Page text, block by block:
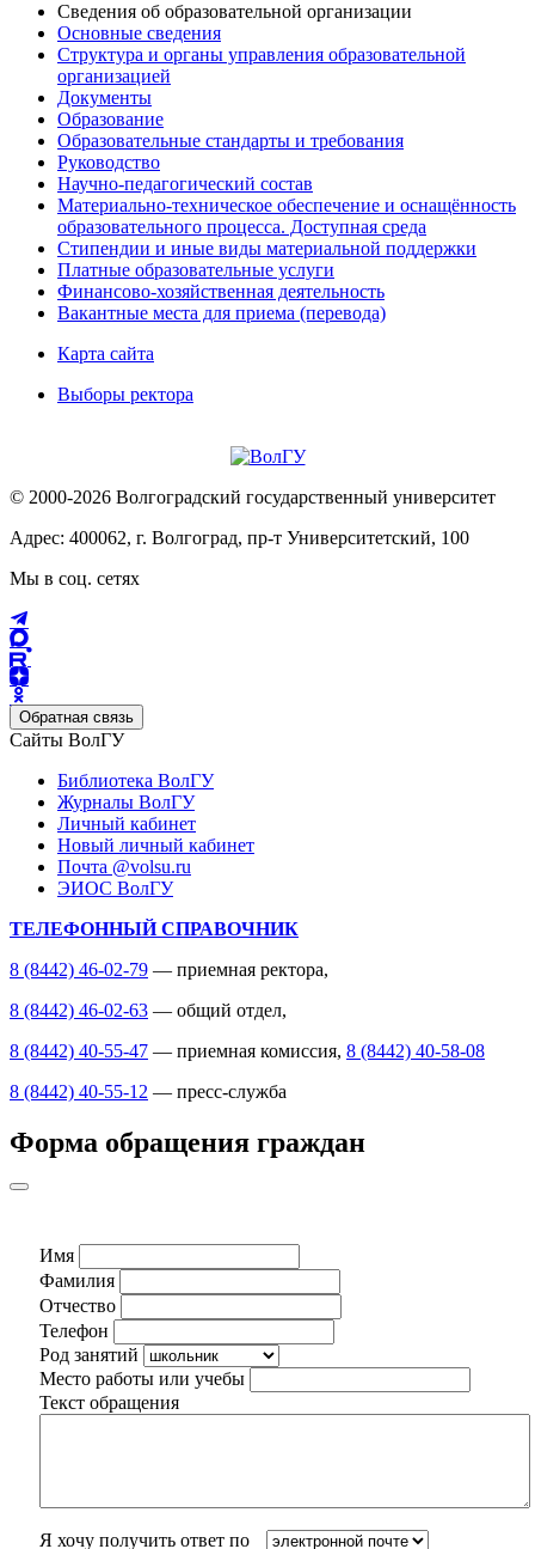
Сведения об образовательной организации
Основные сведения
Структура и органы управления образовательной
организацией
Документы
Образование
Образовательные стандарты и требования
Руководство
Научно-педагогический состав
Материально-техническое обеспечение и оснащённость
образовательного процесса. Доступная среда
Стипендии и иные виды материальной поддержки
Платные образовательные услуги
Финансово-хозяйственная деятельность
Вакантные места для приема (перевода)
Карта сайта
Выборы ректора
© 2000-2026 Волгоградский государственный университет
Адрес: 400062, г. Волгоград, пр-т Университетский, 100
Мы в соц. сетях
Обратная связь
Сайты ВолГУ
Библиотека ВолГУ
Журналы ВолГУ
Личный кабинет
Новый личный кабинет
Почта @volsu.ru
ЭИОС ВолГУ
ТЕЛЕФОННЫЙ СПРАВОЧНИК
8 (8442) 46-02-79 — приемная ректора,
8 (8442) 46-02-63 — общий отдел,
8 (8442) 40-55-47 — приемная комиссия, 8 (8442) 40-58-08
8 (8442) 40-55-12 — пресс-служба
Форма обращения граждан
Имя
Фамилия
Отчество
Телефон
Род занятий
Место работы или учебы
Текст обращения
Я хочу получить ответ по